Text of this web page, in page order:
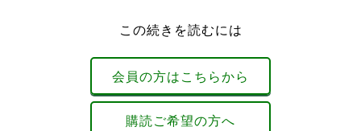
この続きを読むには
会員の方はこちらから
購読ご希望の方へ